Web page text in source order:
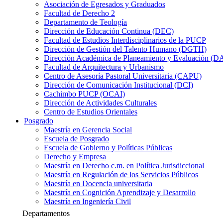
Asociación de Egresados y Graduados
Facultad de Derecho 2
Departamento de Teología
Dirección de Educación Continua (DEC)
Facultad de Estudios Interdisciplinarios de la PUCP
Dirección de Gestión del Talento Humano (DGTH)
Dirección Académica de Planeamiento y Evaluación
Facultad de Arquitectura y Urbanismo
Centro de Asesoría Pastoral Universitaria (CAPU)
Dirección de Comunicación Institucional (DCI)
Cachimbo PUCP (OCAI)
Dirección de Actividades Culturales
Centro de Estudios Orientales
Posgrado
Maestría en Gerencia Social
Escuela de Posgrado
Escuela de Gobierno y Políticas Públicas
Derecho y Empresa
Maestría en Derecho c.m. en Política Jurisdiccional
Maestría en Regulación de los Servicios Públicos
Maestría en Docencia universitaria
Maestría en Cognición Aprendizaje y Desarrollo
Maestría en Ingeniería Civil
Departamentos